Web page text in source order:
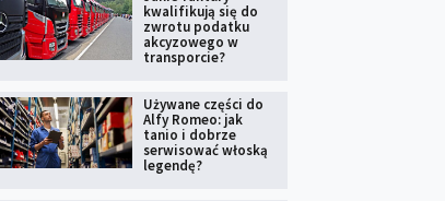
kwalifikują się do
zwrotu podatku
akcyzowego w
transporcie?
Używane części do
Alfy Romeo: jak
tanio i dobrze
serwisować włoską
legendę?